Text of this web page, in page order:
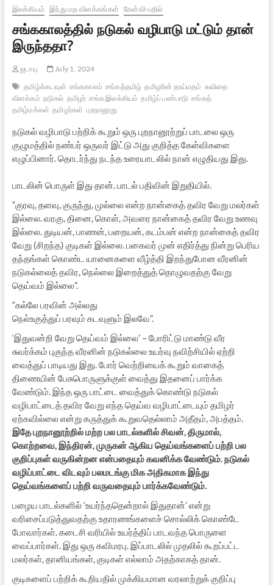
இலக்கியம் இந்து மத விளக்கங்கள் கேள்வி-பதில்
சங்ககாலத்தில் நடுகல் வழிபாடு மட்டும் தான்
இருந்ததா?
ஜடாயு
July 1, 2024
தமிழ்க்கடவுள் சங்ககாலம் சங்கத்தமிழ் தமிழரின் தாய்மதம் கவிதை
விளக்கம் நடுகல் தமிழர் சங்க இலக்கியம் தமிழ்ப் பண்பாடு சங்கத்
தமிழ்மக்கள் தமிழர்கள் புறநானூறு
நடுகல் வழிபாடு பற்றிக் கூறும் ஒரு புறநானூற்றுப் பாடலை ஒரு
குழுமத்தில் நண்பர் ஒருவர் இட்டு அது குறித்த கேள்விகளை
எழுப்பினார். தொடர்ந்து நடந்த உரையாடலில் நான் எழுதியது இது.
பாடலின் பொருள் இது தான். பாடல் பதிவின் இறுதியில்.
“குரவு, தளவு, குருந்து, முல்லை என்ற நான்கைத் தவிர வேறு மலர்கள்
இல்லை. வரகு, தினை, கொள், அவரை நான்கைத் தவிர வேறு உணவு
இல்லை. துடியன், பாணன், பறையன், கடம்பன் என்ற நான்கைத் தவிர
வேறு (சிறந்த) குடிகள் இல்லை. பகைவர் முன் எதிர்த்து நின்று பெரிய
தந்தங்கள் கொண்ட யானைகளை வீழ்த்தி இறந்துபோன வீரனின்
நடுகல்லைத் தவிர, நெல்லை இறைத்துத் தொழுவதற்கு வேறு
தெய்வம் இல்லை”.
“கல்லே பரவின் அல்லது
நெல்உகுத்துப் பரவும் கடவுளும் இலவே”.
‘இதுவன்றி வேறு தெய்வம் இல்லை’ – போரிட்டு மாண்டு வீர
சுவர்க்கம் புகுந்த வீரனின் நடுகல்லை உயர்வு நவிற்சியில் ஏற்றி
வைத்துப் பாடியது இது. போர் வெற்றியைக் கூறும் வாகைத்
திணையின் பேசுபொருளுக்குள் வைத்து இதனைப் பார்க்க
வேண்டும். இந்த ஒரு பாட்டை வைத்துக் கொண்டு நடுகல்
வழிபாட்டைத் தவிர வேறு எந்த தெய்வ வழிபாட்டையும் தமிழர்
ஏற்கவில்லை என்று கருத்துக் கூறுவதெல்லாம் அதீதம், அபத்தம்.
இதே புறநானூற்றில் மற்ற பல பாடல்களில் சிவன், திருமால்,
கொற்றவை, இந்திரன், முருகன் ஆகிய தெய்வங்களைப் பற்றி பல
குறிப்புகள் வருகின்றன என்பதையும் கவனிக்க வேண்டும். நடுகல்
வழிப்பாட்டை விடவும் பலமடங்கு மிக அதிகமாக இந்து
தெய்வங்களைப் பற்றி வருவதையும் பார்க்கவேண்டும்.
பழைய பாடல்களில் ‘உயர்ந்ததென்றால் இதுதான்’ என்று
வரிசைப்படுத்துவதற்கு உதாரணங்களைச் சொல்லிக் கொண்டே
போவார்கள். கடைசி வரியில் உயர்த்திப் பாடவந்த பொருளை
வைப்பார்கள். இது ஒரு கவிமரபு. இப்பாடலில் முதலில் கூறப்பட்ட
மலர்கள், தானியங்கள், குடிகள் எல்லாம் அதற்காகத் தான்.
குடிகளைப் பற்றிக் கூறியதில் முக்கியமான வரலாற்றுக் குறிப்பு